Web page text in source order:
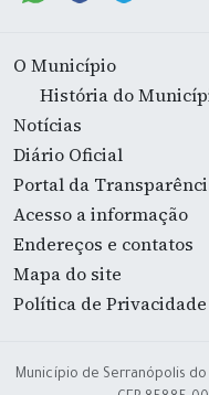
O Município
História do
Notícias
Diário Oficial
Portal da
Acesso a informação
Endereços e contatos
Mapa do site
Política de Privacidade
Município de Serranópolis do